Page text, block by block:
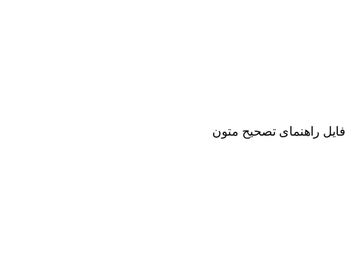
فایل راهنمای تصحیح متون